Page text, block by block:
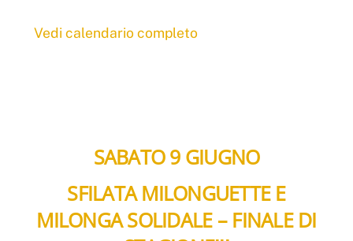
Vedi calendario completo
SABATO 9 GIUGNO
SFILATA MILONGUETTE E
MILONGA SOLIDALE – FINALE DI